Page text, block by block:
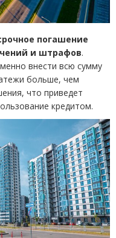
погашение
и штрафов.
внести всю сумму
больше, чем
что приведет
кредитом.